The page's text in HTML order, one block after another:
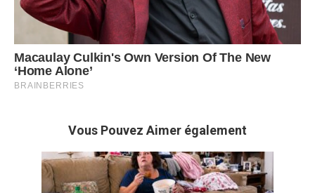
Vous Pouvez Aimer également